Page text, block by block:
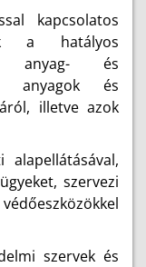
kapcsolatos
a hatályos
anyag- és
anyagok és
illetve azok
szervezi
szervek és